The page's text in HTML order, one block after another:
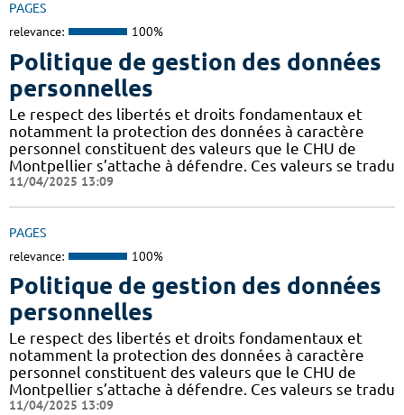
PAGES
relevance: 100%
Politique de gestion des données
personnelles
Le respect des libertés et droits fondamentaux et
notamment la protection des données à caractère
personnel constituent des valeurs que le CHU de
Montpellier s’attache à défendre. Ces valeurs se tradu
11/04/2025 13:09
PAGES
relevance: 100%
Politique de gestion des données
personnelles
Le respect des libertés et droits fondamentaux et
notamment la protection des données à caractère
personnel constituent des valeurs que le CHU de
Montpellier s’attache à défendre. Ces valeurs se tradu
11/04/2025 13:09